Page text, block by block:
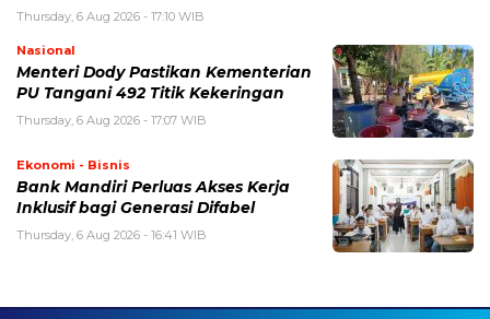
Thursday, 6 Aug 2026 - 17:10 WIB
Nasional
Menteri Dody Pastikan Kementerian
PU Tangani 492 Titik Kekeringan
Thursday, 6 Aug 2026 - 17:07 WIB
Ekonomi - Bisnis
Bank Mandiri Perluas Akses Kerja
Inklusif bagi Generasi Difabel
Thursday, 6 Aug 2026 - 16:41 WIB